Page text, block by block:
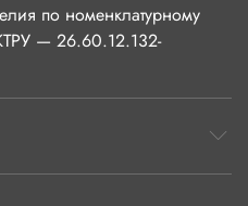
по номенклатурному
— 26.60.12.132-